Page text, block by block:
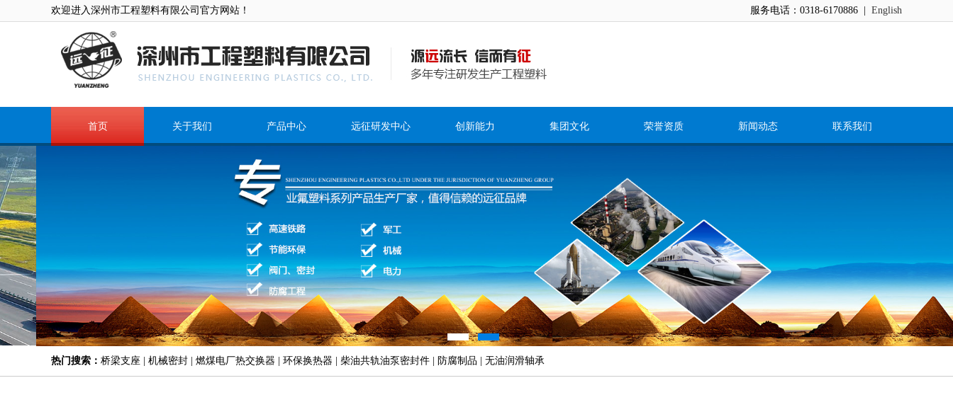
欢迎进入深州市工程塑料有限公司官方网站！ 服务电话：0318-6170886 | English
首页 关于我们 产品中心 远征研发中心 创新能力 集团文化 荣誉资质 新闻动态 联系我们
热门搜索： 桥梁支座 | 机械密封 | 燃煤电厂热交换器 | 环保换热器 | 柴油共轨油泵密封件 | 防腐制品 | 无油润滑轴承